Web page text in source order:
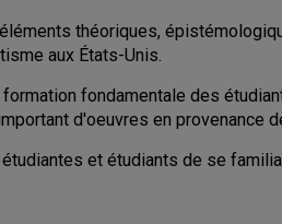
théoriques,
aux États-Unis.
formation fondamentale des
d'oeuvres en provenance
et étudiants de se